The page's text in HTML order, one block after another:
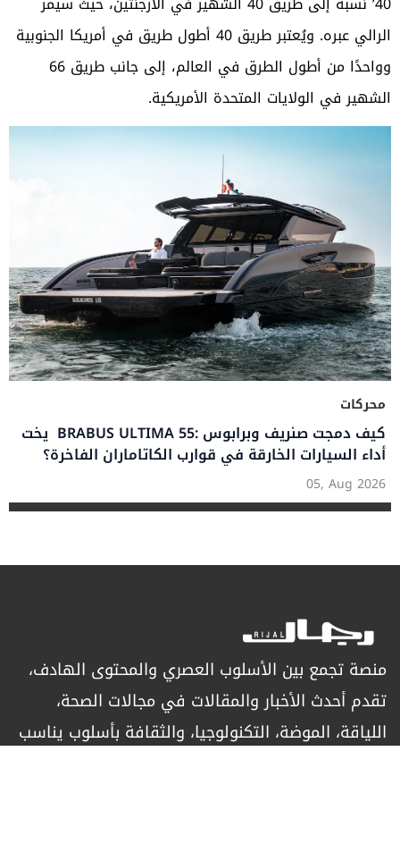
الرالي عبره. ويُعتبر طريق 40 أطول طريق في أمريكا الجنوبية
وواحدًا من أطول الطرق في العالم، إلى جانب طريق 66
الشهير في الولايات المتحدة الأمريكية.
محركات
يخت BRABUS ULTIMA 55: كيف دمجت صنريف وبرابوس
أداء السيارات الخارقة في قوارب الكاتاماران الفاخرة؟
05, Aug 2026
منصة تجمع بين الأسلوب العصري والمحتوى الهادف،
تقدم أحدث الأخبار والمقالات في مجالات الصحة،
اللياقة، الموضة، التكنولوجيا، والثقافة بأسلوب يناسب